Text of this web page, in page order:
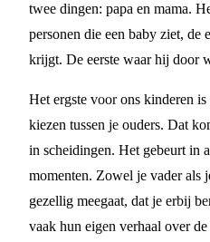
twee dingen: papa en mama.
personen die een baby ziet, de
krijgt. De eerste waar hij door
Het ergste voor ons kinderen
kiezen tussen je ouders. Dat
in scheidingen. Het gebeurt in
momenten. Zowel je vader als
gezellig meegaat, dat je erbij
vaak hun eigen verhaal over